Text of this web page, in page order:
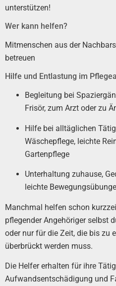
unterstützen!
Wer kann helfen?
Mitmenschen aus der
betreuen
Hilfe und Entlastung im
Begleitung bei
Frisör, zum Arzt oder zu
Hilfe bei alltäglichen
Wäschepflege, leichte
Gartenpflege
Unterhaltung zuhause,
leichte
Manchmal helfen schon
pflegender Angehöriger selbst
oder nur für die Zeit, die bis zu
überbrückt werden muss.
Die Helfer erhalten für ihre
Aufwandsentschädigung und